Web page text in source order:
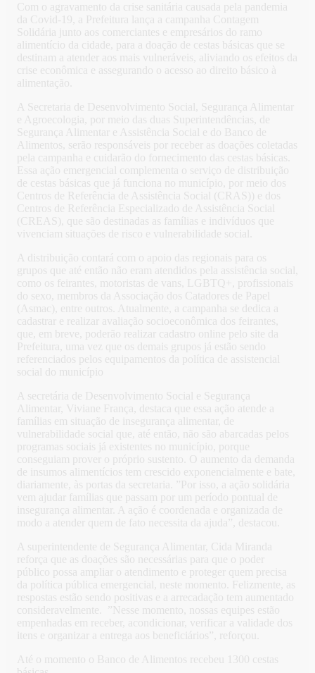
Com o agravamento da crise sanitária causada pela pandemia
da Covid-19, a Prefeitura lança a campanha Contagem
Solidária junto aos comerciantes e empresários do ramo
alimentício da cidade, para a doação de cestas básicas que se
destinam a atender aos mais vulneráveis, aliviando os efeitos da
crise econômica e assegurando o acesso ao direito básico à
alimentação.
A Secretaria de Desenvolvimento Social, Segurança Alimentar
e Agroecologia, por meio das duas Superintendências, de
Segurança Alimentar e Assistência Social e do Banco de
Alimentos, serão responsáveis por receber as doações coletadas
pela campanha e cuidarão do fornecimento das cestas básicas.
Essa ação emergencial complementa o serviço de distribuição
de cestas básicas que já funciona no município, por meio dos
Centros de Referência de Assistência Social (CRAS)) e dos
Centros de Referência Especializado de Assistência Social
(CREAS), que são destinadas as famílias e indivíduos que
vivenciam situações de risco e vulnerabilidade social.
A distribuição contará com o apoio das regionais para os
grupos que até então não eram atendidos pela assistência social,
como os feirantes, motoristas de vans, LGBTQ+, profissionais
do sexo, membros da Associação dos Catadores de Papel
(Asmac), entre outros. Atualmente, a campanha se dedica a
cadastrar e realizar avaliação socioeconômica dos feirantes,
que, em breve, poderão realizar cadastro online pelo site da
Prefeitura, uma vez que os demais grupos já estão sendo
referenciados pelos equipamentos da política de assistencial
social do município
A secretária de Desenvolvimento Social e Segurança
Alimentar, Viviane França, destaca que essa ação atende a
famílias em situação de insegurança alimentar, de
vulnerabilidade social que, até então, não são abarcadas pelos
programas sociais já existentes no município, porque
conseguiam prover o próprio sustento. O aumento da demanda
de insumos alimentícios tem crescido exponencialmente e bate,
diariamente, às portas da secretaria. ”Por isso, a ação solidária
vem ajudar famílias que passam por um período pontual de
insegurança alimentar. A ação é coordenada e organizada de
modo a atender quem de fato necessita da ajuda”, destacou.
A superintendente de Segurança Alimentar, Cida Miranda
reforça que as doações são necessárias para que o poder
público possa ampliar o atendimento e proteger quem precisa
da política pública emergencial, neste momento. Felizmente, as
respostas estão sendo positivas e a arrecadação tem aumentado
consideravelmente. ”Nesse momento, nossas equipes estão
empenhadas em receber, acondicionar, verificar a validade dos
itens e organizar a entrega aos beneficiários”, reforçou.
Até o momento o Banco de Alimentos recebeu 1300 cestas